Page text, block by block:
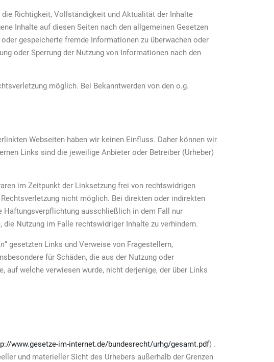
Richtigkeit, Vollständigkeit und Aktualität der Inhalte
Inhalte auf diesen Seiten nach den allgemeinen Gesetzen
gespeicherte fremde Informationen zu überwachen oder
oder Sperrung der Nutzung von Informationen nach den
möglich. Bei Bekanntwerden von den o.g.
Webseiten haben wir keinen Einfluss. Daher können wir
Links sind die jeweilige Anbieter oder Betreiber (Urheber)
im Zeitpunkt der Linksetzung frei von rechtswidrigen
nicht möglich. Bei direkten oder indirekten
Haftungsverpflichtung ausschließlich in dem Fall nur
Nutzung im Falle rechtswidriger Inhalte zu verhindern.
“ gesetzten Links und Verweise von Fragestellern,
für Schäden, die aus der Nutzung oder
welche verwiesen wurde, nicht derjenige, der über Links
www.gesetze-im-internet.de/bundesrecht/urhg/gesamt.pdf) .
und materieller Sicht des Urhebers außerhalb der Grenzen